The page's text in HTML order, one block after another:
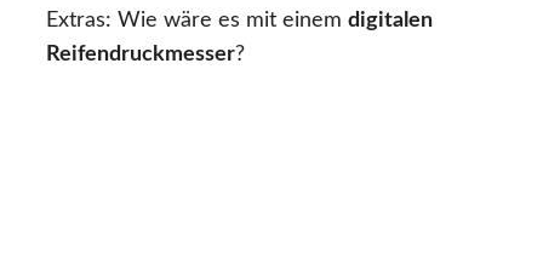
Extras: Wie wäre es mit einem digitalen
Reifendruckmesser?